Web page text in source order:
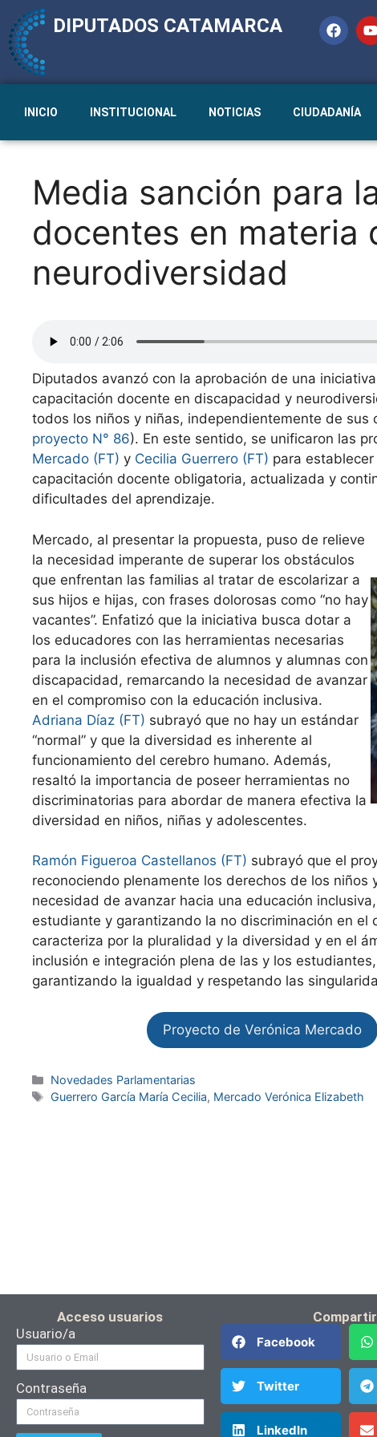
DIPUTADOS CATAMARCA
INICIO INSTITUCIONAL NOTICIAS CIUDADANÍA
Media sanción para
docentes en materia
neurodiversidad
Diputados avanzó con la aprobación de una
capacitación docente en discapacidad y
todos los niños y niñas, independientemente de sus
proyecto N° 86). En este sentido, se unificaron las
Mercado (FT) y Cecilia Guerrero (FT) para
capacitación docente obligatoria, actualizada y
dificultades del aprendizaje.
Mercado, al presentar la propuesta, puso de relieve
la necesidad imperante de superar los obstáculos
que enfrentan las familias al tratar de escolarizar a
sus hijos e hijas, con frases dolorosas como “no hay
vacantes”. Enfatizó que la iniciativa busca dotar a
los educadores con las herramientas necesarias
para la inclusión efectiva de alumnos y alumnas con
discapacidad, remarcando la necesidad de avanzar
en el compromiso con la educación inclusiva.
Adriana Díaz (FT) subrayó que no hay un estándar
“normal” y que la diversidad es inherente al
funcionamiento del cerebro humano. Además,
resaltó la importancia de poseer herramientas no
discriminatorias para abordar de manera efectiva la
diversidad en niños, niñas y adolescentes.
Ramón Figueroa Castellanos (FT) subrayó que el
reconociendo plenamente los derechos de los niños
necesidad de avanzar hacia una educación
estudiante y garantizando la no discriminación en el
caracteriza por la pluralidad y la diversidad y en el
inclusión e integración plena de las y los
garantizando la igualdad y respetando las
Proyecto de Verónica Mercado
Novedades Parlamentarias
Guerrero García María Cecilia, Mercado Verónica Elizabeth
Acceso usuarios
Usuario/a
Contraseña
Compartir
Facebook
Twitter
LinkedIn